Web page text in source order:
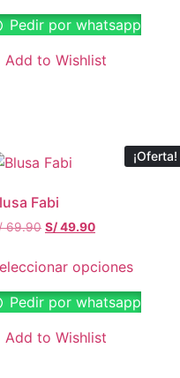
Pedir por whatsapp
Add to Wishlist
¡Oferta!
Fabi
69.90 El
original
S/ 69.90.
S/49.90El
actual
S/ 49.90.
opciones
Pedir por whatsapp
Add to Wishlist